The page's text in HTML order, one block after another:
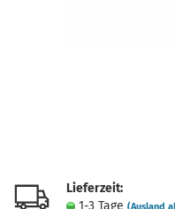
Lieferzeit:
1-3 Tage